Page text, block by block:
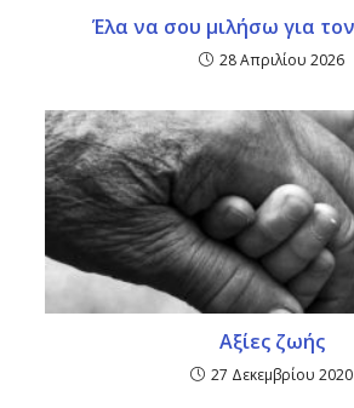
Έλα να σου μιλήσω για
28 Απριλίου 2026
Αξίες ζωής
27 Δεκεμβρίου 2020